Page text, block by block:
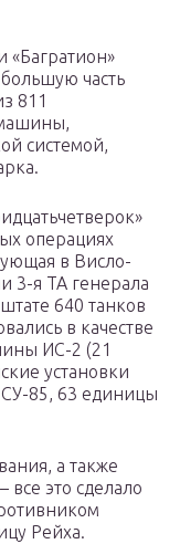
«Багратион»
часть
811
системой,
операциях
в Висло-
3-я ТА генерала
640 танков
в качестве
ИС-2 (21
установки
85, 63 единицы
а также
все это сделало
Рейха.